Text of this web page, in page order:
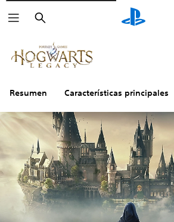
Buscar
Resumen Características principales